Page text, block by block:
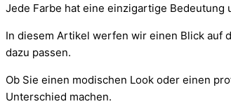
Jede Farbe hat eine einzigartige Bedeutung
In diesem Artikel werfen wir einen Blick auf
dazu passen.
Ob Sie einen modischen Look oder einen
Unterschied machen.